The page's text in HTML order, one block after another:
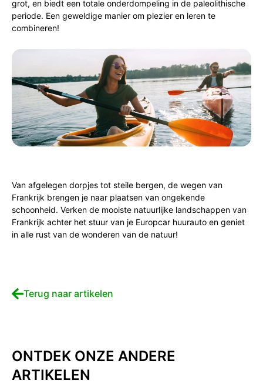
grot, en biedt een totale onderdompeling in de paleolithische
periode. Een geweldige manier om plezier en leren te
combineren!
Van afgelegen dorpjes tot steile bergen, de wegen van
Frankrijk brengen je naar plaatsen van ongekende
schoonheid. Verken de mooiste natuurlijke landschappen van
Frankrijk achter het stuur van je Europcar huurauto en geniet
in alle rust van de wonderen van de natuur!
Terug naar artikelen
ONTDEK ONZE ANDERE
ARTIKELEN